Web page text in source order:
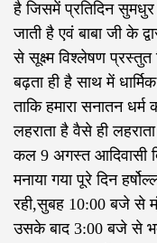
है जिसमें प्रतिदिन सुमधुर
जाती है एवं बाबा जी के
से सूक्ष्म विश्लेषण प्रस्तुत
बढ़ता ही है साथ में
ताकि हमारा सनातन
लहराता है वैसे ही
कल 9 अगस्त आदिवासी
मनाया गया पूरे दिन
रही,सुबह 10:00 बजे से
उसके बाद 3:00 बजे से